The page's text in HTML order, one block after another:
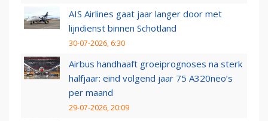
AIS Airlines gaat jaar langer door met
lijndienst binnen Schotland
30-07-2026, 6:30
Airbus handhaaft groeiprognoses na sterk
halfjaar: eind volgend jaar 75 A320neo’s
per maand
29-07-2026, 20:09